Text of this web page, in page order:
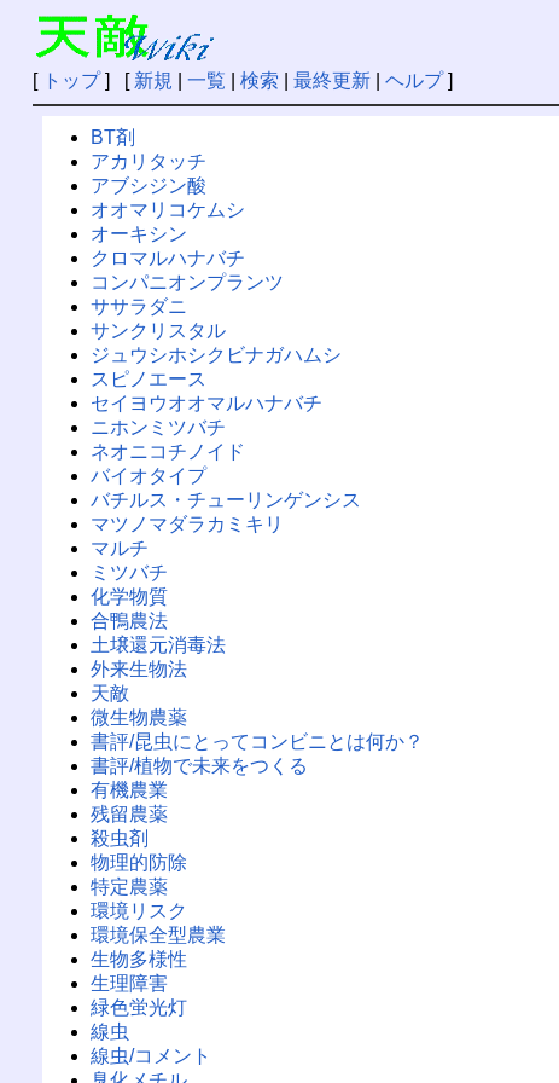
[ トップ] [ 新規 一覧 検索 最終更新| ヘルプ]
BT剤
アカリタッチ
アブシジン酸
オオマリコケムシ
オーキシン
クロマルハナバチ
コンパニオンプランツ
ササラダニ
サンクリスタル
ジュウシホシクビナガハムシ
スピノエース
セイヨウオオマルハナバチ
ニホンミツバチ
ネオニコチノイド
バイオタイプ
バチルス・チューリンゲンシス
マツノマダラカミキリ
マルチ
ミツバチ
化学物質
合鴨農法
土壌還元消毒法
外来生物法
天敵
微生物農薬
書評/昆虫にとってコンビニとは何か？
書評/植物で未来をつくる
有機農業
残留農薬
殺虫剤
物理的防除
特定農薬
環境リスク
環境保全型農業
生物多様性
生理障害
緑色蛍光灯
線虫
線虫/コメント